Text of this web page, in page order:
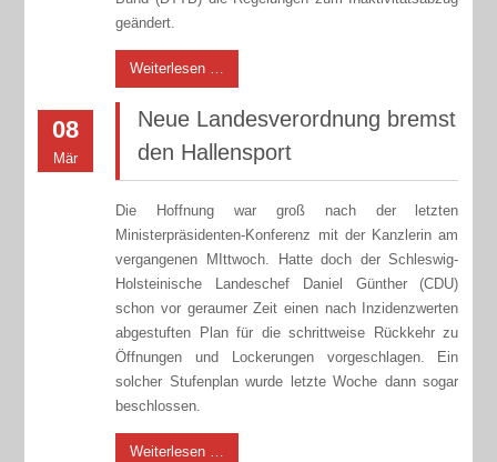
geändert.
Weiterlesen …
08
Mär
Neue Landesverordnung bremst
den Hallensport
Die Hoffnung war groß nach der letzten
Ministerpräsidenten-Konferenz mit der Kanzlerin am
vergangenen MIttwoch. Hatte doch der Schleswig-
Holsteinische Landeschef Daniel Günther (CDU)
schon vor geraumer Zeit einen nach Inzidenzwerten
abgestuften Plan für die schrittweise Rückkehr zu
Öffnungen und Lockerungen vorgeschlagen. Ein
solcher Stufenplan wurde letzte Woche dann sogar
beschlossen.
Weiterlesen …